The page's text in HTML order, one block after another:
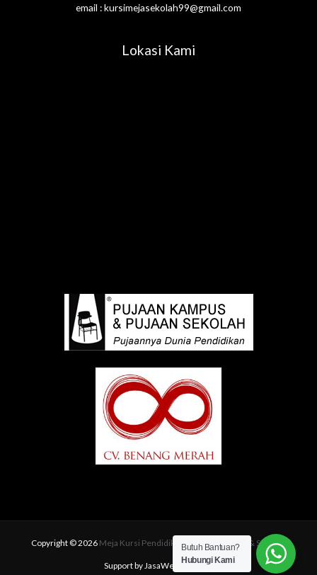
email : kursimejasekolah99@gmail.com
Lokasi Kami
Copyright © 2026 Meja Kursi Pendidikan | Pujaan Kampus & Sekolah
Support by JasaWebSEO.com
Butuh Bantuan?
Hubungi Kami